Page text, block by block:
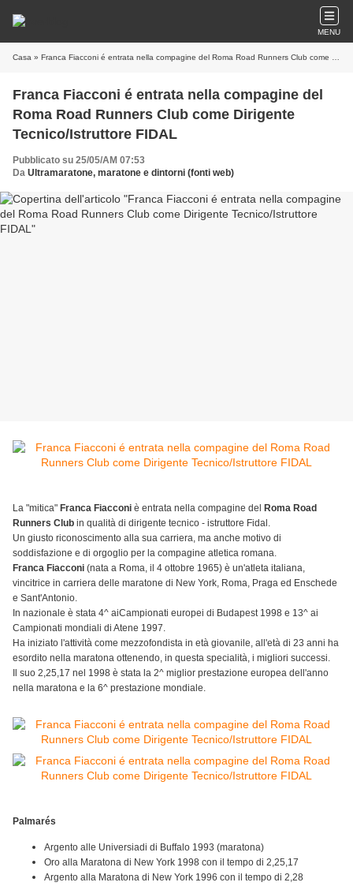
MENU
Casa » Franca Fiacconi é entrata nella compagine del Roma Road Runners Club come Dirigente Tecnico/Istruttore FIDAL
Franca Fiacconi é entrata nella compagine del
Roma Road Runners Club come Dirigente
Tecnico/Istruttore FIDAL
Pubblicato su 25/05/AM 07:53
Da Ultramaratone, maratone e dintorni (fonti web)
La "mitica" Franca Fiacconi è entrata nella compagine del
Roma Road
Runners Club in qualità di dirigente tecnico - istruttore Fidal.
Un giusto riconoscimento alla sua carriera, ma anche motivo di
soddisfazione e di orgoglio per la compagine atletica romana.
Franca Fiacconi (nata a Roma, il 4 ottobre 1965) è un'atleta italiana,
vincitrice in carriera delle maratone di New York, Roma, Praga ed Enschede
e Sant'Antonio.
In nazionale è stata 4^ aiCampionati europei di Budapest 1998 e 13^ ai
Campionati mondiali di Atene 1997.
Ha iniziato l'attività come mezzofondista in età giovanile, all'età di 23 anni ha
esordito nella maratona ottenendo, in questa specialità, i migliori successi.
Il suo 2,25,17 nel 1998 è stata la 2^ miglior prestazione europea dell'anno
nella maratona e la 6^ prestazione mondiale.
Palmarés
Argento alle Universiadi di Buffalo 1993 (maratona)
Oro alla Maratona di New York 1998 con il tempo di 2,25,17
Argento alla Maratona di New York 1996 con il tempo di 2,28